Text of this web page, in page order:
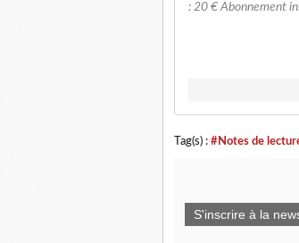
: 20 € Abonnement
Tag(s) : #Notes de
S'inscrire à la